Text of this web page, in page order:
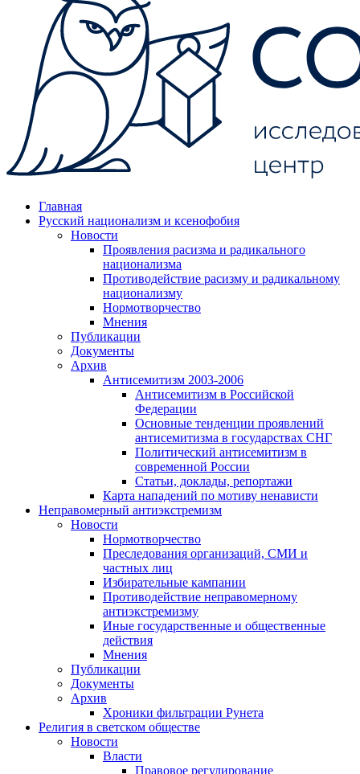
Главная
Русский национализм и ксенофобия
Новости
Проявления расизма и радикального
национализма
Противодействие расизму и радикальному
национализму
Нормотворчество
Мнения
Публикации
Документы
Архив
Антисемитизм 2003-2006
Антисемитизм в Российской
Федерации
Основные тенденции проявлений
антисемитизма в государствах СНГ
Политический антисемитизм в
современной России
Статьи, доклады, репортажи
Карта нападений по мотиву ненависти
Неправомерный антиэкстремизм
Новости
Нормотворчество
Преследования организаций, СМИ и
частных лиц
Избирательные кампании
Противодействие неправомерному
антиэкстремизму
Иные государственные и общественные
действия
Мнения
Публикации
Документы
Архив
Хроники фильтрации Рунета
Религия в светском обществе
Новости
Власти
Правовое регулирование